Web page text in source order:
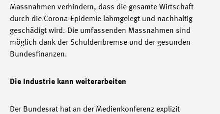
Massnahmen verhindern, dass die gesamte Wirtschaft
durch die Corona-Epidemie lahmgelegt und nachhaltig
geschädigt wird. Die umfassenden Massnahmen sind
möglich dank der Schuldenbremse und der gesunden
Bundesfinanzen.
Die Industrie kann weiterarbeiten
Der Bundesrat hat an der Medienkonferenz explizit